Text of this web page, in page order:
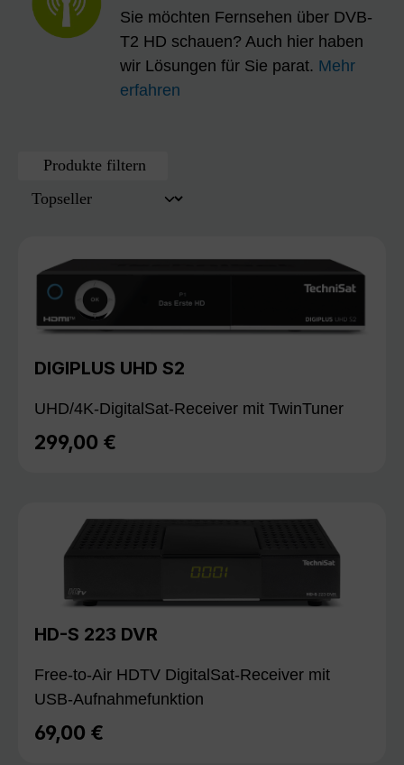
Sie möchten Fernsehen über DVB-
T2 HD schauen? Auch hier haben
wir Lösungen für Sie parat. Mehr
erfahren
Produkte filtern
DIGIPLUS UHD S2
UHD/4K-DigitalSat-Receiver mit TwinTuner
Regulärer Preis:
299,00 €
HD-S 223 DVR
Free-to-Air HDTV DigitalSat-Receiver mit
USB-Aufnahmefunktion
Regulärer Preis:
69,00 €